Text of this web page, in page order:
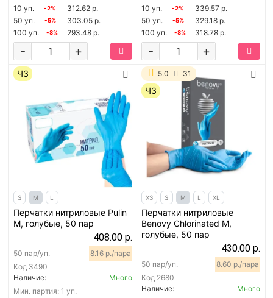
10 уп.
-2%
312.62 р.
50 уп.
-5%
303.05 р.
100 уп.
-8% 293.48 р.
+
-
10 уп.
-2%
339.57 р.
50 уп.
-5%
329.18 р.
100 уп.
-8% 318.78 р.
+
-
ЧЗ
S M L
Перчатки нитриловые Pulin
M, голубые, 50 пар
408.00 р.
Код 3490
50 пар/уп. 8.16 р./пара
Наличие:
Много
Мин. партия: 1 уп.
5.0 31
ЧЗ
XS S M L XL
Перчатки нитриловые
Benovy Chlorinated M,
голубые, 50 пар
430.00 р.
Код 2680
50 пар/уп. 8.60 р./пара
Наличие:
Много